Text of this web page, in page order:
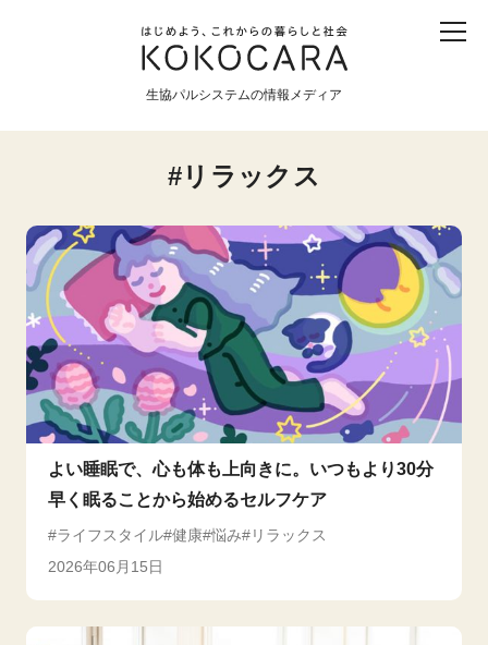
生協パルシステムの情報メディア
産直 食育 食べる 震災
暮らしと社会
環境と平和
生協の宅配パルシステム
リラックス
よい睡眠で、心も体も上向きに。いつもより30分
早く眠ることから始めるセルフケア
ライフスタイル 健康 悩み
リラックス
2026年06月15日